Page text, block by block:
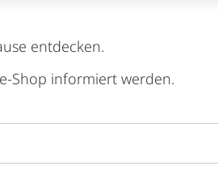
entdecken.
Shop informiert werden.